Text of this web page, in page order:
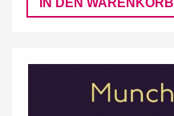
IN DEN WARENKORB